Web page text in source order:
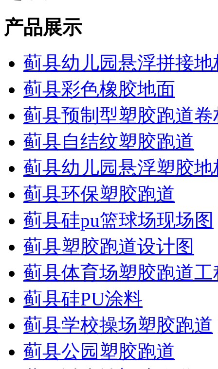
产品展示
蓟县幼儿园悬浮拼接地
蓟县彩色橡胶地面
蓟县预制型塑胶跑道卷
蓟县自结纹塑胶跑道
蓟县幼儿园悬浮塑胶
蓟县环保塑胶跑道
蓟县硅pu篮球场现场图
蓟县塑胶跑道设计图
蓟县体育场塑胶跑道工
蓟县硅PU涂料
蓟县学校操场塑胶跑道
蓟县公园塑胶跑道